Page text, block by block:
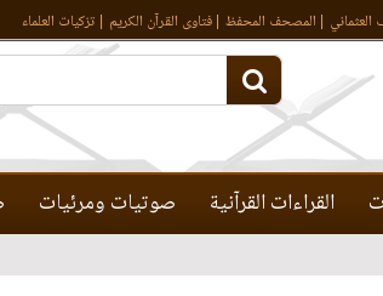
المصحف المحفظ فتاوى القرآن الكريم تزكيات العلماء
القراءات القرآنية صوتيات ومرئيات